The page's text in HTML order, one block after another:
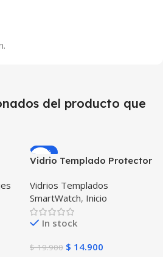
del producto que
-25%
Vidrio Templado Protector
Smartwatch Samsung
Gear S3 Frontier
Vidrios Templados
SmartWatch, Inicio
In stock
$19.900 $ 14.900